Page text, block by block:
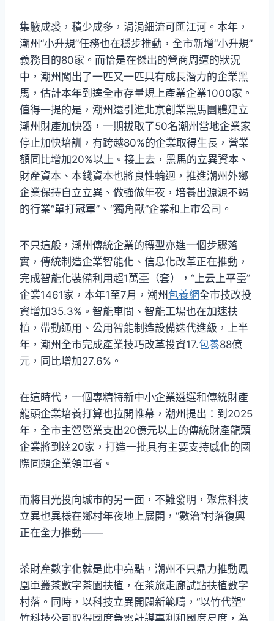
集腋成裘，積少成多，涓涓細流可匯江河。本年，
潮州“小升規”任務也在穩步推動，全市新增“小升規”
義務目的80家。而恰是在傑出的營商周遭的狀況
中，潮州闖出了一匹又一匹具有成長潛力的企業黑
馬，估計本年到達全市存量規上產業企業1000家。
值得一提的是，潮州還引進北京創業黑馬團體建立
潮州財產加快器，一期拔取了50名潮州當地企業家
停止加快培訓，有跨越80%的企業取得生長，營業
額同比增加20%以上。接上去，黑馬的立異資本、
財產資本、本錢資本也將良性輪迴，推進潮州外鄉
企業保持自立立異、做強做年夜，培養出源源不竭
的行業“單打冠軍”、“獨角獸”企業和上市公司。
不只這般，潮州傳統企業的轉型亦進一個步驟落
實，傳統制造企業智能化、信息化改革正在推動，
完成智能化裝備利用超1萬臺（套），“上云上平臺”
企業1461家，本年1至7月，潮州包養網全市技改投
資增加35.3%。智能車間、智能工場也在加速扶
植，帶動通用、公用智能制造設備迭代進級，上半
年，潮州全市完成產業技巧改革投資17.包養88億
元，同比增加27.6%。
在這時代，一個專精特新中小企業遴選和傳統財產
龍頭企業培養打算也拉開帷幕，潮州提出：到2025
年，全市主營營業支出20億元以上的傳統財產龍頭
企業將到達20家，打造一批具有主要支持感化的國
際同類企業領軍者。
而將目光投向城市的另一面，不難發明，聚焦科技
立異也異樣在鄉村年夜地上展開，“數治”村落復興
正在全力推動——
茶財產數字化就是此中亮點，潮州不只鼎力推動鳳
凰單叢茶數字茶園扶植，在茶旅走廊試點扶植數字
村落。同時，以科技立異開闢新範疇，“以竹代塑”
竹科技公司取得國度急需計謀專利和國度尺度，為